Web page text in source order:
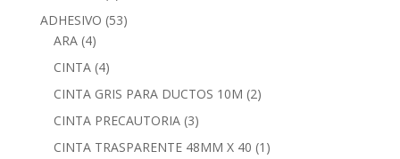
ADHESIVO (53)
ARA (4)
CINTA (4)
CINTA GRIS PARA DUCTOS 10M (2)
CINTA PRECAUTORIA (3)
CINTA TRASPARENTE 48MM X 40 (1)